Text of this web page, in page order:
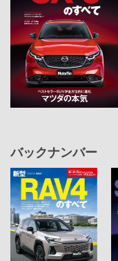
バックナンバー